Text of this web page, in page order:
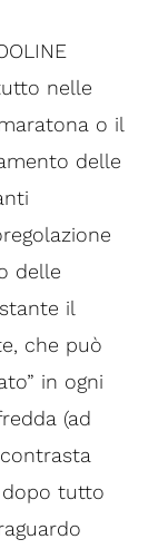
nelle
o il
delle
delle
il
che può
in ogni
(ad
dopo tutto